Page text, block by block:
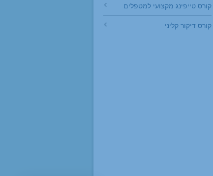
קורס טייפינג מקצועי למטפלים
קורס דיקור קליני